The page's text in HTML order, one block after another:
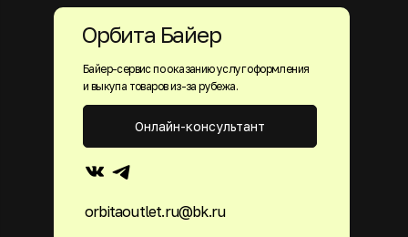
Байер-сервис по оказанию услуг оформления
и выкупа товаров из-за рубежа.
orbitaoutlet.ru@bk.ru
Онлайн-консультант
Орбита Байер